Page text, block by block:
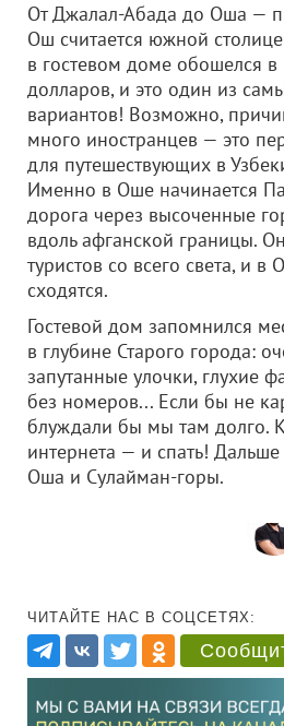
От Джалал-Абада до Оша —
Ош считается южной
в гостевом доме обошелся в
долларов, и это один из
вариантов! Возможно,
много иностранцев — это
для путешествующих в
Именно в Оше начинается
дорога через высоченные
вдоль афганской границы.
туристов со всего света, и в
сходятся.
Гостевой дом запомнился
в глубине Старого города:
запутанные улочки, глухие
без номеров... Если бы не
блуждали бы мы там долго.
интернета — и спать!
Оша и Сулайман-горы.
ЧИТАЙТЕ НАС В СОЦСЕТЯХ: